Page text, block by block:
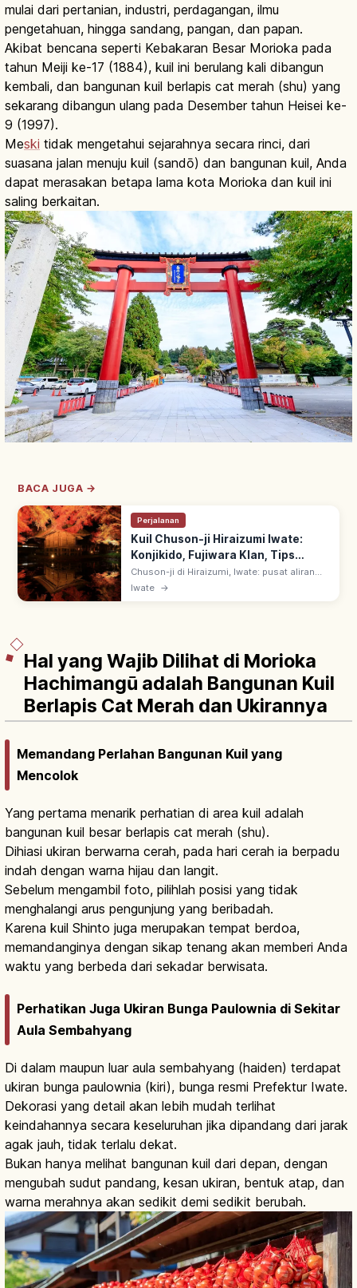
mulai dari pertanian, industri, perdagangan, ilmu
pengetahuan, hingga sandang, pangan, dan papan.
Akibat bencana seperti Kebakaran Besar Morioka pada
tahun Meiji ke-17 (1884), kuil ini berulang kali dibangun
kembali, dan bangunan kuil berlapis cat merah (shu) yang
sekarang dibangun ulang pada Desember tahun Heisei ke-
9 (1997).
Meski tidak mengetahui sejarahnya secara rinci, dari
suasana jalan menuju kuil (sandō) dan bangunan kuil, Anda
dapat merasakan betapa lama kota Morioka dan kuil ini
saling berkaitan.
BACA JUGA →
Perjalanan
Kuil Chuson-ji Hiraizumi Iwate:
Konjikido, Fujiwara Klan, Tips
Berkunjung
Chuson-ji di Hiraizumi, Iwate: pusat aliran
Tendai Tohoku, didirikan 850 oleh Jikaku
Iwate →
Hal yang Wajib Dilihat di Morioka
Hachimangū adalah Bangunan Kuil
Berlapis Cat Merah dan Ukirannya
Memandang Perlahan Bangunan Kuil yang
Mencolok
Yang pertama menarik perhatian di area kuil adalah
bangunan kuil besar berlapis cat merah (shu).
Dihiasi ukiran berwarna cerah, pada hari cerah ia berpadu
indah dengan warna hijau dan langit.
Sebelum mengambil foto, pilihlah posisi yang tidak
menghalangi arus pengunjung yang beribadah.
Karena kuil Shinto juga merupakan tempat berdoa,
memandanginya dengan sikap tenang akan memberi Anda
waktu yang berbeda dari sekadar berwisata.
Perhatikan Juga Ukiran Bunga Paulownia di Sekitar
Aula Sembahyang
Di dalam maupun luar aula sembahyang (haiden) terdapat
ukiran bunga paulownia (kiri), bunga resmi Prefektur Iwate.
Dekorasi yang detail akan lebih mudah terlihat
keindahannya secara keseluruhan jika dipandang dari jarak
agak jauh, tidak terlalu dekat.
Bukan hanya melihat bangunan kuil dari depan, dengan
mengubah sudut pandang, kesan ukiran, bentuk atap, dan
warna merahnya akan sedikit demi sedikit berubah.